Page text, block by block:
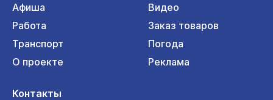
Афиша
Видео
Работа
Заказ товаров
Транспорт
Погода
О проекте
Реклама
Контакты